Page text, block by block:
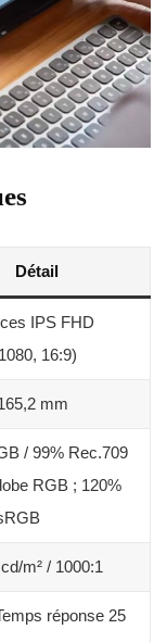
Détail
IPS FHD
16:9)
mm
/ 99% Rec.709
RGB ; 120%
m² / 1000:1
réponse 25